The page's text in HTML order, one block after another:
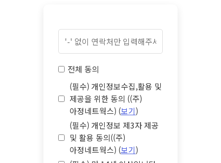
전체 동의
(필수) 개인정보수집,활용 및
제공을 위한 동의 ((주)
아정네트웍스) (보기)
(필수) 개인정보 제3자 제공
및 활용 동의((주)
아정네트웍스) (보기)